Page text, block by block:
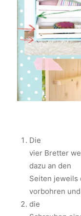
Die
vier Bretter
dazu an den
Seiten jeweils
vorbohren und
die